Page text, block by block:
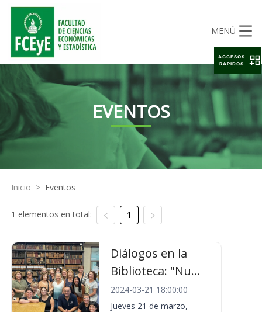
MENÚ
EVENTOS
Inicio > Eventos
1 elementos en total: 1
Diálogos en la
Biblioteca: "Nu...
2024-03-21 18:00:00
Jueves 21 de marzo,
ACCESOS
RAPIDOS